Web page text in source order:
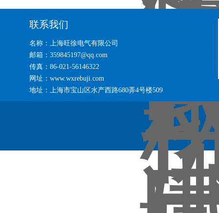
联系我们
名称：上海旺徐电气有限公司
邮箱：359845197@qq.com
传真：86-021-56146322
网址：www.wxrebuji.com
地址：上海市宝山区水产西路680弄4号楼509